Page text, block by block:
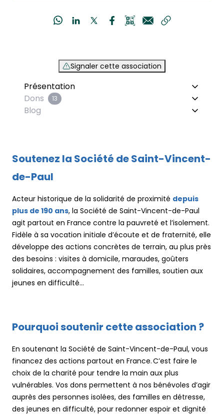
Signaler cette association
Présentation
Dons
13
Blog
Soutenez la Société de Saint-Vincent-
de-Paul
Acteur historique de la solidarité de proximité depuis
plus de 190 ans, la Société de Saint-Vincent-de-Paul
agit partout en France contre la pauvreté et l’isolement.
Fidèle à sa vocation initiale d’écoute et de fraternité, elle
développe des actions concrètes de terrain, au plus près
des besoins : visites à domicile, maraudes, goûters
solidaires, accompagnement des familles, soutien aux
jeunes en difficulté…
Pourquoi soutenir cette association ?
En soutenant la Société de Saint-Vincent-de-Paul, vous
financez des actions partout en France. C’est faire le
choix de la charité pour tendre la main aux plus
vulnérables. Vos dons permettent à nos bénévoles d’agir
auprès des personnes isolées, des familles en détresse,
des jeunes en difficulté, pour redonner espoir et dignité